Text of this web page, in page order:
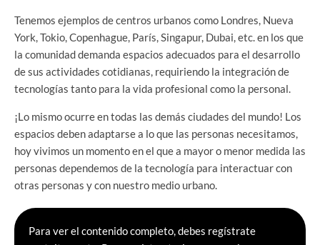
Tenemos ejemplos de centros urbanos como Londres, Nueva
York, Tokio, Copenhague, París, Singapur, Dubai, etc. en los que
la comunidad demanda espacios adecuados para el desarrollo
de sus actividades cotidianas, requiriendo la integración de
tecnologías tanto para la vida profesional como la personal.
¡Lo mismo ocurre en todas las demás ciudades del mundo! Los
espacios deben adaptarse a lo que las personas necesitamos,
hoy vivimos un momento en el que a mayor o menor medida las
personas dependemos de la tecnología para interactuar con
otras personas y con nuestro medio urbano.
Para ver el contenido completo, debes regístrate